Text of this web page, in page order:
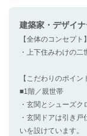
建築家・デザイ
【全体のコンセプト】
・上下住みわけの二
【こだわりのポイン
■1階／親世帯
・玄関とシューズク
・玄関ドアは引き
いを設けています。